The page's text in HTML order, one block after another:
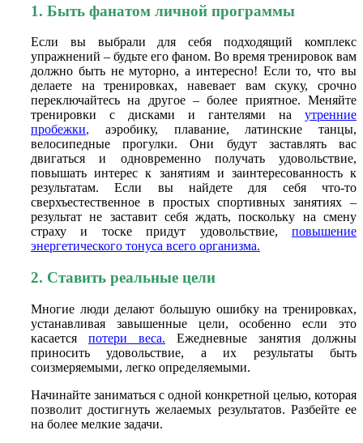
1. Быть фанатом личной программы
Если вы выбрали для себя подходящий комплекс
упражнений – будьте его фаном. Во время тренировок вам
должно быть не муторно, а интересно! Если то, что вы
делаете на тренировках, навевает вам скуку, срочно
переключайтесь на другое – более приятное. Меняйте
тренировки с дисками и гантелями на утренние
пробежки, аэробику, плавание, латинские танцы,
велосипедные прогулки. Они будут заставлять вас
двигаться и одновременно получать удовольствие,
повышать интерес к занятиям и заинтересованность к
результатам. Если вы найдете для себя что-то
сверхъестественное в простых спортивных занятиях –
результат не заставит себя ждать, поскольку на смену
страху и тоске придут удовольствие, повышение
энергетического тонуса всего организма.
2. Ставить реальные цели
Многие люди делают большую ошибку на тренировках,
устанавливая завышенные цели, особенно если это
касается потери веса.
Ежедневные занятия должны
приносить удовольствие, а их результаты быть
соизмеряемыми, легко определяемыми.
Начинайте заниматься с одной конкретной целью, которая
позволит достигнуть желаемых результатов. Разбейте ее
на более мелкие задачи.